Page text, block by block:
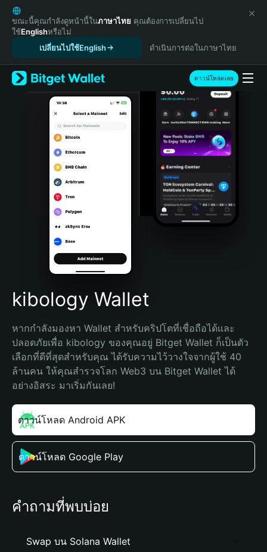
English
日本語
Tiếng Việt
Español (Latinoamérica)
Türkçe
Italiano
Português (Portugal)
Bahasa Indonesia
Português (Brasil)
Español (Argentina)
ขณะนี้คุณกำลังดูหน้านี้ในภาษาไทย คุณต้องการเปลี่ยนไป
ใช้Englishหรือไม่
เปลี่ยนไปใช้English
ดำเนินการต่อในภาษาไทย
ดาวน์โหลดเลย
kibology Wallet
หากกำลังมองหา Wallet สำหรับคริปโตที่เชื่อถือได้และ
ปลอดภัยเพื่อ kibology ของคุณอยู่ Bitget Wallet ก็เป็นตัว
เลือกที่ดีที่สุดสำหรับคุณ ได้รับความไว้วางใจจากผู้ใช้ 40
ล้านคน ให้คุณสำรวจโลก Web3 บน Bitget Wallet ได้
อย่างอิสระ มาเริ่มกันเลย!
ดาวน์โหลด Android APK
ดาวน์โหลด Google Play
คำถามที่พบบ่อย
Swap บน Solana Wallet